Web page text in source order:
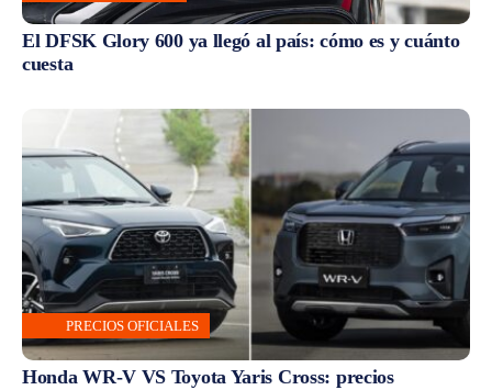
El DFSK Glory 600 ya llegó al país: cómo es y cuánto
cuesta
PRECIOS OFICIALES
Honda WR-V VS Toyota Yaris Cross: precios